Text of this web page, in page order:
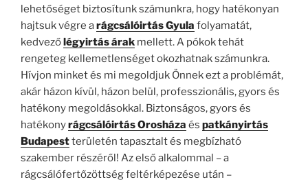
lehetőséget biztosítunk számunkra, hogy hatékonyan
hajtsuk végre arágcsálóirtás Gyula folyamatát,
kedvező légyirtás árak mellett. A pókok tehát
rengeteg kellemetlenséget okozhatnak számunkra.
Hívjon minket és mi megoldjuk Önnek ezt a problémát,
akár házon kívül, házon belül, professzionális, gyors és
hatékony megoldásokkal. Biztonságos, gyors és
hatékonyrágcsálóirtás Orosháza és patkányirtás
Budapestterületén tapasztalt és megbízható
szakember részéről! Az első alkalommal – a
rágcsálófertőzöttség feltérképezése után –